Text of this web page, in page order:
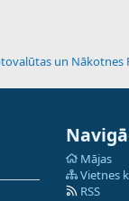
Mājas
Vietnes
RSS